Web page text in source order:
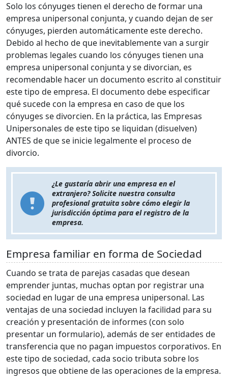
Solo los cónyuges tienen el derecho de formar una
empresa unipersonal conjunta, y cuando dejan de ser
cónyuges, pierden automáticamente este derecho.
Debido al hecho de que inevitablemente van a surgir
problemas legales cuando los cónyuges tienen una
empresa unipersonal conjunta y se divorcian, es
recomendable hacer un documento escrito al constituir
este tipo de empresa. El documento debe especificar
qué sucede con la empresa en caso de que los
cónyuges se divorcien. En la práctica, las Empresas
Unipersonales de este tipo se liquidan (disuelven)
ANTES de que se inicie legalmente el proceso de
divorcio.
¿Le gustaría abrir una empresa en el
extranjero? Solicite nuestra consulta
profesional gratuita sobre cómo elegir la
jurisdicción óptima para el registro de la
empresa.
Empresa familiar en forma de Sociedad
Cuando se trata de parejas casadas que desean
emprender juntas, muchas optan por registrar una
sociedad en lugar de una empresa unipersonal. Las
ventajas de una sociedad incluyen la facilidad para su
creación y presentación de informes (con solo
presentar un formulario), además de ser entidades de
transferencia que no pagan impuestos corporativos. En
este tipo de sociedad, cada socio tributa sobre los
ingresos que obtiene de las operaciones de la empresa.